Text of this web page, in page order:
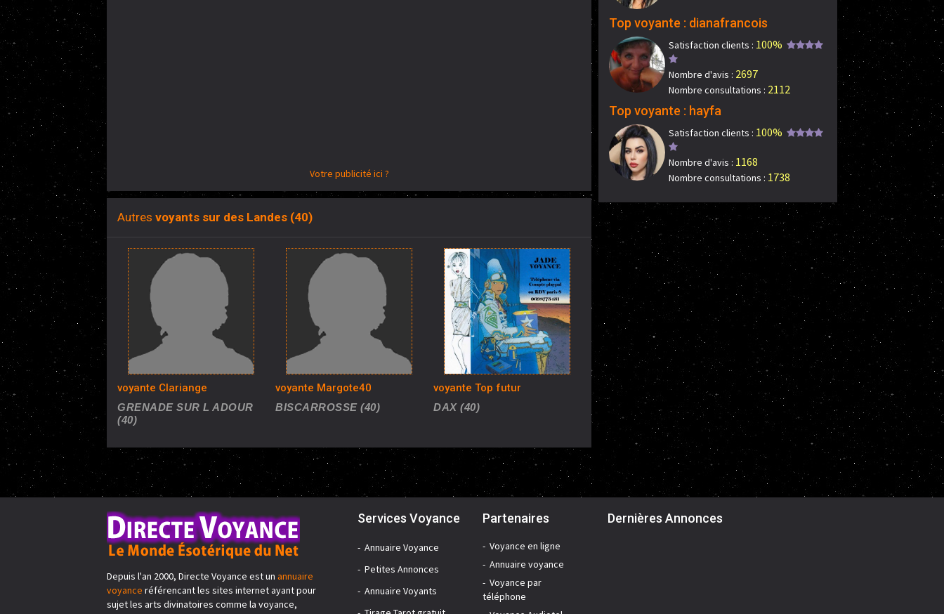
Votre publicité ici ?
Autres voyants sur des Landes (40)
voyante Clariange
GRENADE SUR L ADOUR
(40)
voyante Margote40
BISCARROSSE (40)
voyante Top futur
DAX (40)
Top voyante : dianafrancois
Satisfaction clients : 100%
Nombre d'avis : 2697
Nombre consultations : 2112
Top voyante : hayfa
Satisfaction clients : 100%
Nombre d'avis : 1168
Nombre consultations : 1738
Depuis l'an 2000, Directe Voyance est un annuaire
voyance référencant les sites internet ayant pour
sujet les arts divinatoires comme la voyance,
Services Voyance
Annuaire Voyance
Petites Annonces
Annuaire Voyants
Partenaires
Voyance en ligne
Annuaire voyance
Voyance par
téléphone
Dernières Annonces